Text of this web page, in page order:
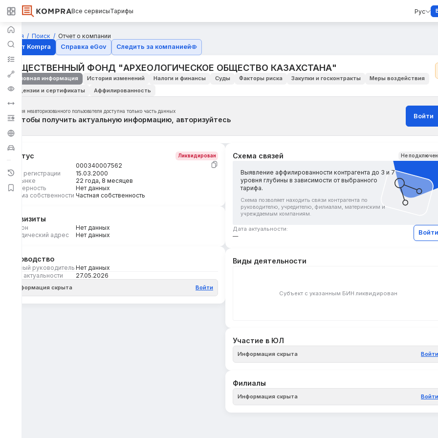
Все сервисыТарифы Рус
Главная Поиск
Отчет о компании
Отчёт Kompra
Справка eGov Следить за компанией
ОБЩЕСТВЕННЫЙ ФОНД "АРХЕОЛОГИЧЕСКОЕ ОБЩЕСТВО КАЗАХСТАНА"
Основная информация История изменений Налоги и финансы Суды Факторы риска Закупки и госконтракты
Меры воздействия
Лицензии и сертификаты
Аффилированность
Для неавторизованного пользователя доступна только часть данных
Чтобы получить актуальную информацию, авторизуйтесь Войти
Статус Ликвидирован
000340007562
Дата регистрации
15.03.2000
На рынке
22 года, 8 месяцев
Размерность
Нет данных
Форма собственности Частная собственность
Реквизиты
Регион
Нет данных
Юридический адрес
Нет данных
Руководство
Первый руководитель Нет данных
Дата актуальности
27.05.2026
Информация скрыта Войти
Схема связей Не
Выявление аффилированности контрагента до 3 и 7
уровня глубины в зависимости от выбранного
тарифа.
Схема позволяет находить связи контрагента по
руководителю, учредителю, филиалам, материнским и
учреждаемым компаниям.
Дата актуальности:
—
Войти
Виды деятельности
Субъект с указанным БИН ликвидирован
Участие в ЮЛ
Информация скрыта Войти
Филиалы
Информация скрыта Войти